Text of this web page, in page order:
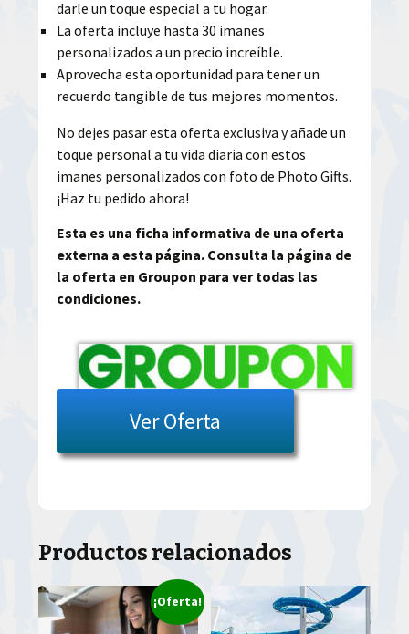
darle un toque especial a tu hogar.
La oferta incluye hasta 30 imanes
personalizados a un precio increíble.
Aprovecha esta oportunidad para tener un
recuerdo tangible de tus mejores momentos.
No dejes pasar esta oferta exclusiva y añade un
toque personal a tu vida diaria con estos
imanes personalizados con foto de Photo Gifts.
¡Haz tu pedido ahora!
Esta es una ficha informativa de una oferta
externa a esta página. Consulta la página de
la oferta en Groupon para ver todas las
condiciones.
Ver Oferta
Productos relacionados
¡Oferta!